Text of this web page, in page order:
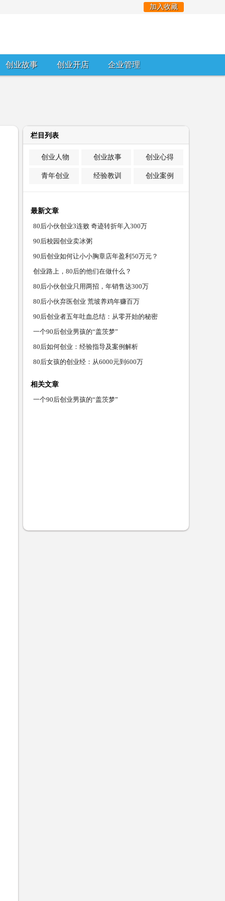
加入收藏
创业故事 创业开店 企业管理
栏目列表
创业人物 创业故事 创业心得
青年创业 经验教训 创业案例
最新文章
80后小伙创业3连败 奇迹转折年入300万
90后校园创业卖冰粥
90后创业如何让小小胸章店年盈利50万元？
创业路上，80后的他们在做什么？
80后小伙创业只用两招，年销售达300万
80后小伙弃医创业 荒坡养鸡年赚百万
90后创业者五年吐血总结：从零开始的秘密
一个90后创业男孩的“盖茨梦”
80后如何创业：经验指导及案例解析
80后女孩的创业经：从6000元到600万
相关文章
一个90后创业男孩的“盖茨梦”